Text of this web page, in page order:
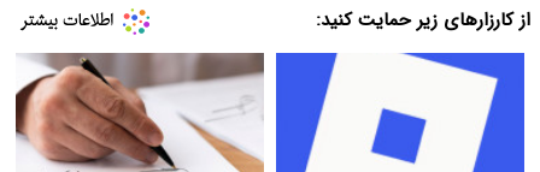
از کارزارهای زیر حمایت کنید: